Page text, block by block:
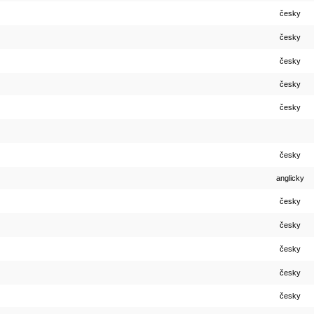
česky
česky
česky
česky
česky
česky
anglicky
česky
česky
česky
česky
česky